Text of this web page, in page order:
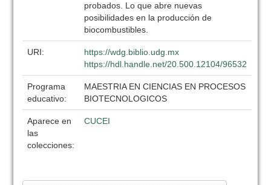
probados. Lo que abre nuevas
posibilidades en la producción de
biocombustibles.
URI:
https://wdg.biblio.udg.mx
https://hdl.handle.net/20.500.12104/96532
Programa
educativo:
MAESTRIA EN CIENCIAS EN PROCESOS
BIOTECNOLOGICOS
Aparece en
las
colecciones:
CUCEI